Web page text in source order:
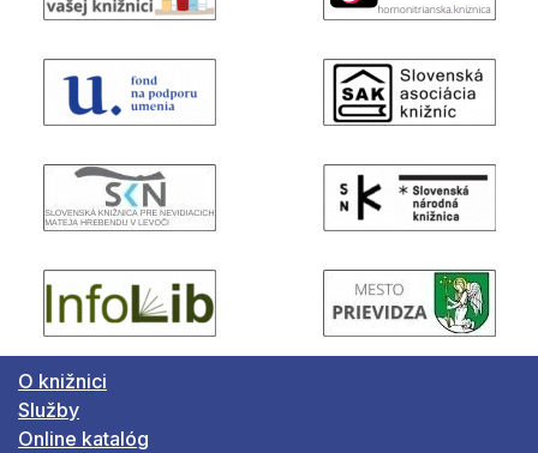
O knižnici
Služby
Online katalóg